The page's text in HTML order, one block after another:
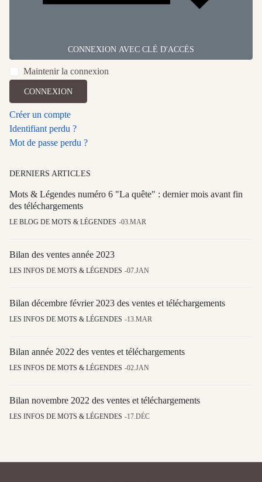
CONNEXION AVEC CLÉ D'ACCÈS
Maintenir la connexion
CONNEXION
Créer un compte
Identifiant perdu ?
Mot de passe perdu ?
DERNIERS ARTICLES
Mots & Légendes numéro 6 "La quête" : dernier mois avant fin
des téléchargements
LE BLOG DE MOTS & LÉGENDES 03.MAR
Bilan des ventes année 2023
LES INFOS DE MOTS & LÉGENDES 07.JAN
Bilan décembre février 2023 des ventes et téléchargements
LES INFOS DE MOTS & LÉGENDES 13.MAR
Bilan année 2022 des ventes et téléchargements
LES INFOS DE MOTS & LÉGENDES 02.JAN
Bilan novembre 2022 des ventes et téléchargements
LES INFOS DE MOTS & LÉGENDES 17.DÉC